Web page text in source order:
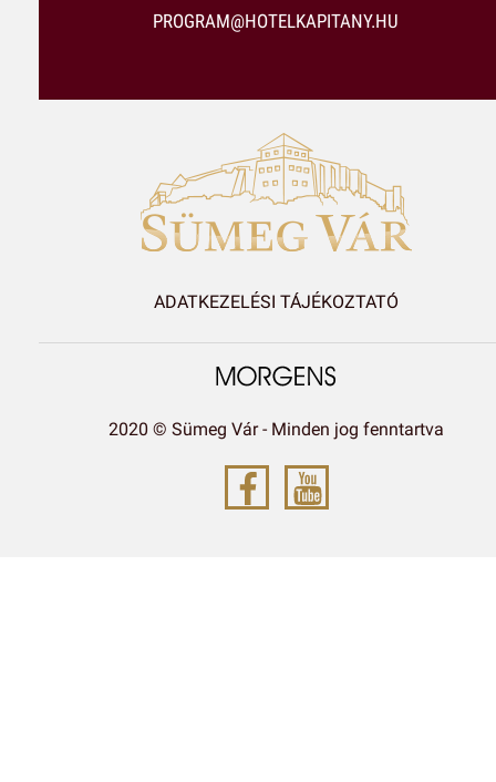
PROGRAM@HOTELKAPITANY.HU
ADATKEZELÉSI TÁJÉKOZTATÓ
2020 © Sümeg Vár - Minden jog fenntartva